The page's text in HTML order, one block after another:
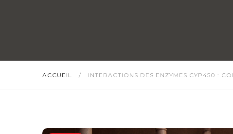
ACCUEIL / INTERACTIONS DES ENZYMES CYP450 :